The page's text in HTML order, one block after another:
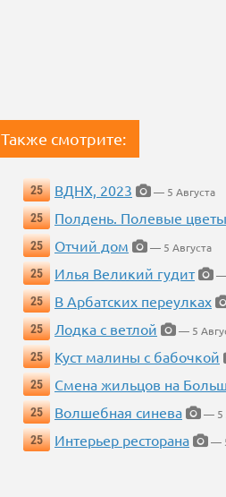
Также смотрите:
25 ВДНХ, 2023
— 5 Августа
25
Полдень. Полевые цветы
25
Отчий дом
— 5 Августа
25
Илья Великий гудит
—
25
В Арбатских переулках
25
Лодка с ветлой
— 5
25
Куст малины с бабочкой
25
Смена жильцов на
25
Волшебная синева
— 5
25
Интерьер ресторана —